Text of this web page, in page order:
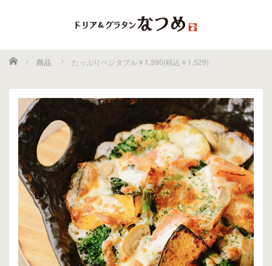
ホーム 商品 たっぷりベジタブル￥1,390(税込￥1,529)